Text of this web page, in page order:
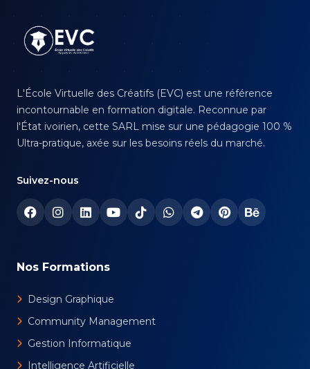
L'École Virtuelle des Créatifs (EVC) est une référence
incontournable en formation digitale. Reconnue par
l'État ivoirien, cette SARL mise sur une pédagogie 100 %
Ultra-pratique, axée sur les besoins réels du marché.
Suivez-nous
Nos Formations
Design Graphique
Community Management
Gestion Informatique
Intelligence Artificielle